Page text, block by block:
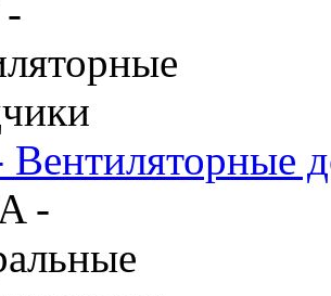
Вентиляторные